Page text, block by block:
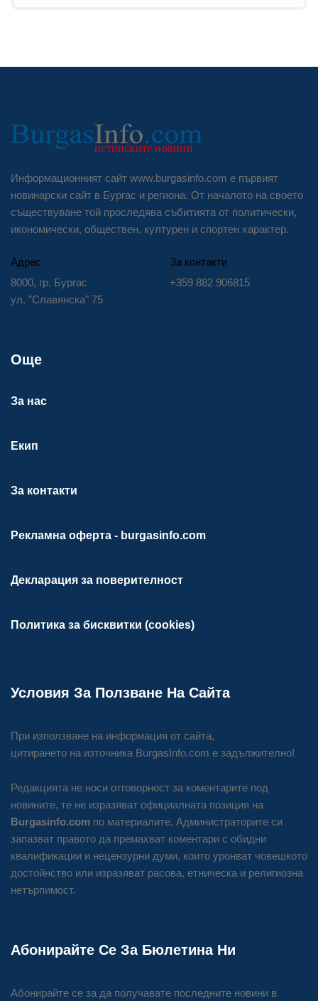
Информационният сайт www.burgasinfo.com е първият
новинарски сайт в Бургас и региона. От началото на своето
съществуване той проследява събитията от политически,
икономически, обществен, културен и спортен характер.
Адрес
8000, гр. Бургас
ул. "Славянска" 75
За контакти
+359 882 906815
Още
За нас
Екип
За контакти
Рекламна оферта - burgasinfo.com
Декларация за поверителност
Политика за бисквитки (cookies)
Условия За Ползване На Сайта
При използване на информация от сайта,
цитирането на източника BurgasInfo.com е задължително!
Редакцията не носи отговорност за коментарите под
новините, те не изразяват официалната позиция на
Burgasinfo.com по материалите. Администраторите си
запазват правото да премахват коментари с обидни
квалификации и нецензурни думи, които уронват човешкото
достойнство или изразяват расова, етническа и религиозна
нетърпимост.
Абонирайте Се За Бюлетина Ни
Абонирайте се за да получавате последните новини в